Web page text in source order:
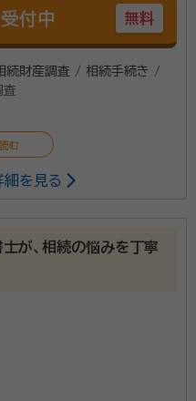
付中 無料
財産調査 / 相続手続き /
査
細を見る
が、相続の悩みを丁寧